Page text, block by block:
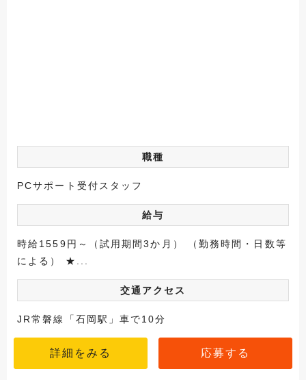
職種
PCサポート受付スタッフ
給与
時給1559円～（試用期間3か月） （勤務時間・日数等
による） ★...
交通アクセス
JR常磐線「石岡駅」車で10分
詳細をみる 応募する